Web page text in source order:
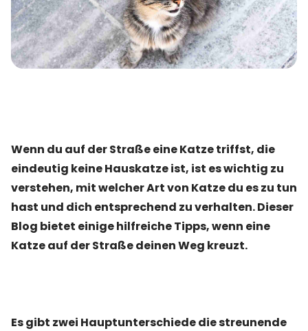
Wenn du auf der Straße eine Katze triffst, die
eindeutig keine Hauskatze ist, ist es wichtig zu
verstehen, mit welcher Art von Katze du es zu tun
hast und dich entsprechend zu verhalten. Dieser
Blog bietet einige hilfreiche Tipps, wenn eine
Katze auf der Straße deinen Weg kreuzt.
Es gibt zwei Hauptunterschiede die streunende